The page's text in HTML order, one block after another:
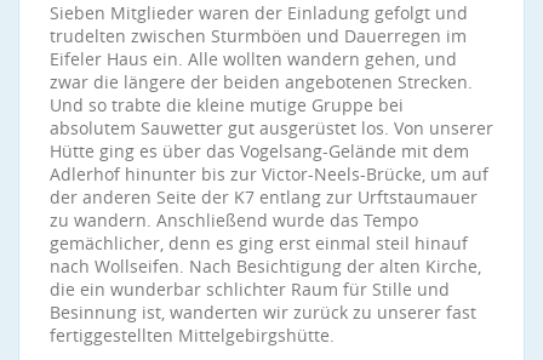
Sieben Mitglieder waren der Einladung gefolgt und
trudelten zwischen Sturmböen und Dauerregen im
Eifeler Haus ein. Alle wollten wandern gehen, und
zwar die längere der beiden angebotenen Strecken.
Und so trabte die kleine mutige Gruppe bei
absolutem Sauwetter gut ausgerüstet los. Von unserer
Hütte ging es über das Vogelsang-Gelände mit dem
Adlerhof hinunter bis zur Victor-Neels-Brücke, um auf
der anderen Seite der K7 entlang zur Urftstaumauer
zu wandern. Anschließend wurde das Tempo
gemächlicher, denn es ging erst einmal steil hinauf
nach Wollseifen. Nach Besichtigung der alten Kirche,
die ein wunderbar schlichter Raum für Stille und
Besinnung ist, wanderten wir zurück zu unserer fast
fertiggestellten Mittelgebirgshütte.